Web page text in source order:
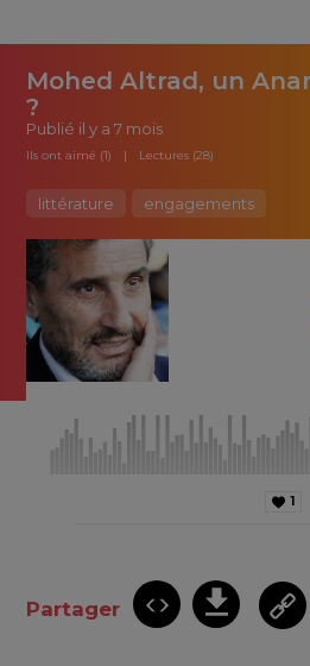
Mohed Altrad, un
?
Publié il y a 7 mois
Ils ont aimé (1) Lectures (28)
littérature engagements
1
Partager